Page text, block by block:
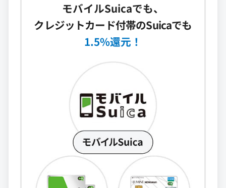
モバイルSuicaでも、
クレジットカード付帯のSuicaでも
1.5%還元！